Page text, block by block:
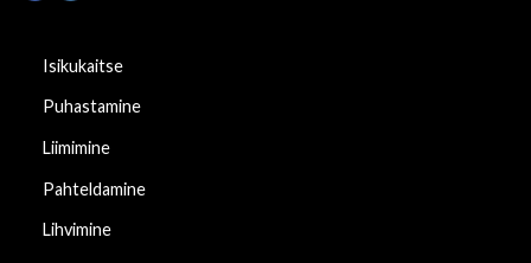
Isikukaitse
Puhastamine
Liimimine
Pahteldamine
Lihvimine